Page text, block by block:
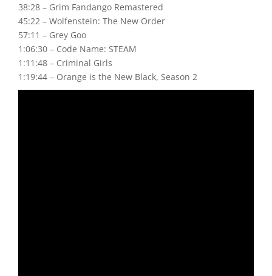
38:28 – Grim Fandango Remastered
45:22 – Wolfenstein: The New Order
57:11 – Grey Goo
1:06:30 – Code Name: STEAM
1:11:48 – Criminal Girls
1:19:44 – Orange is the New Black, Season 2